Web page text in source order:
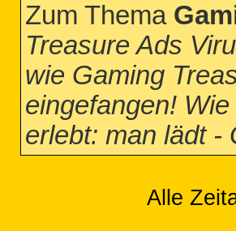
Zum Thema
Treasure Ads
wie Gaming
eingefangen!
erlebt: man lädt -
Alle